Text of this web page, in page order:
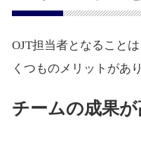
OJT担当者となること
くつものメリットがあ
チームの成果が